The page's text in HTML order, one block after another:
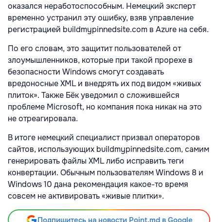
оказался неработоспособным. Немецкий эксперт
временно устранил эту ошибку, взяв управление
регистрацией buildmypinnedsite.com в Azure на себя.
По его словам, это защитит пользователей от
злоумышленников, которые при такой прорехе в
безопасности Windows смогут создавать
вредоносные XML и внедрять их под видом «живых
плиток». Также Бёк уведомил о сложившейся
проблеме Microsoft, но компания пока никак на это
не отреагировала.
В итоге немецкий специалист призвал операторов
сайтов, использующих buildmypinnedsite.com, самим
генерировать файлы XML либо исправить теги
конвертации. Обычным пользователям Windows 8 и
Windows 10 дана рекомендация какое-то время
совсем не активировать «живые плитки».
Подпишитесь на новости Point.md в Google